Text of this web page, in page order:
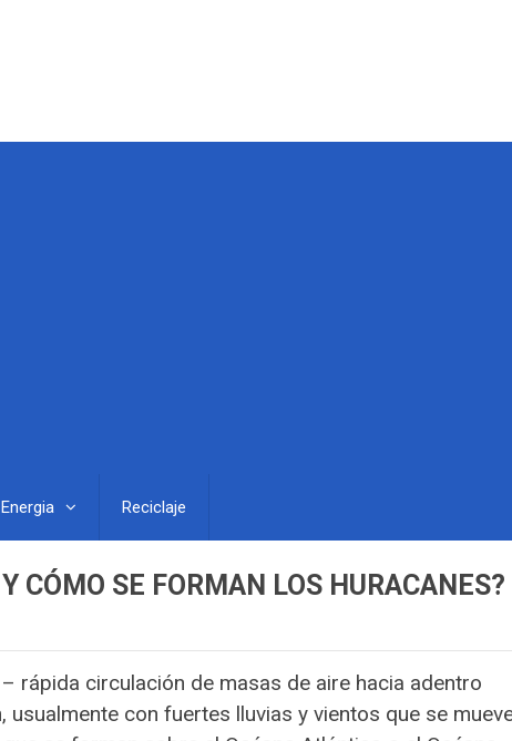
Energia Reciclaje
CÓMO SE FORMAN LOS HURACANES?
rápida circulación de masas de aire hacia adentro
con fuertes lluvias y vientos que se